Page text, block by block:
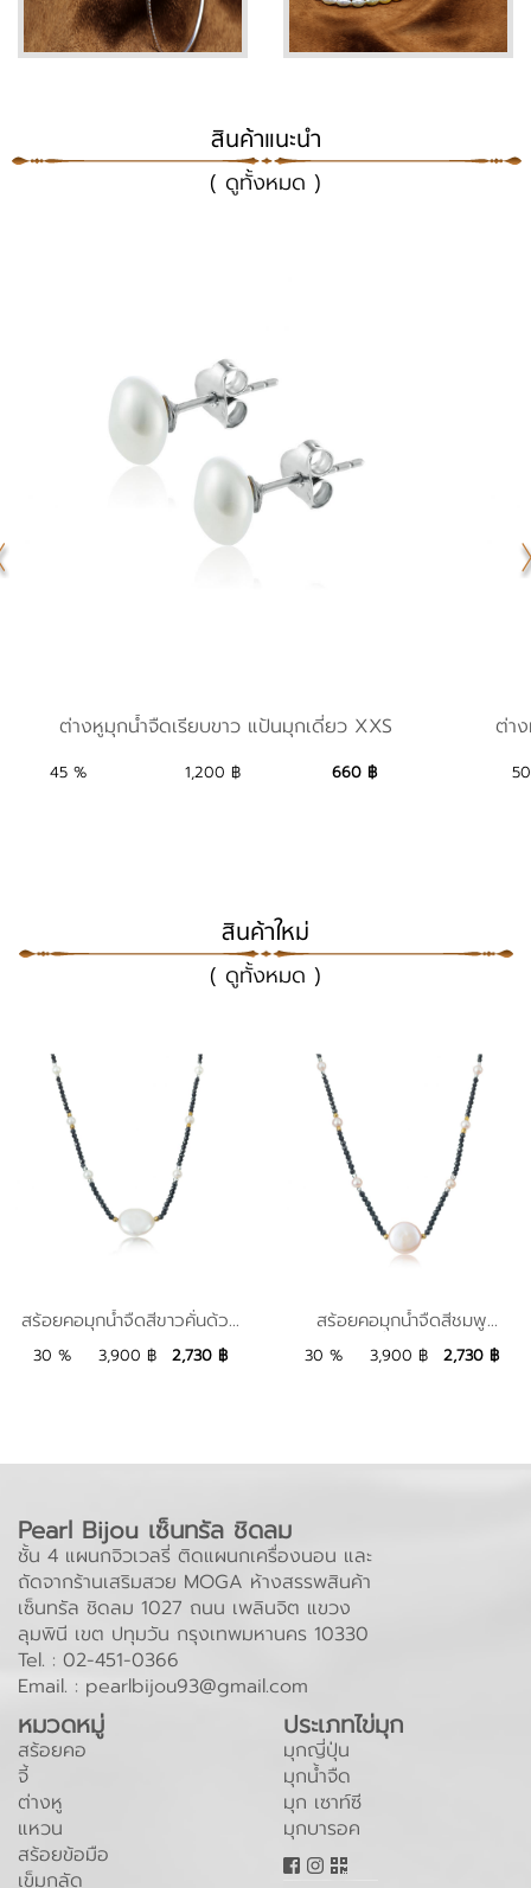
สินค้าแนะนำ
( ดูทั้งหมด )
ต่างหูมุกน้ำจืดเรียบขาว แป้นมุกเดี่ยว XXS
Add to Bag
ต่างหูมุกน้ำจืดเรียบขาว แป้นมุกเดี่ยว XXS
45 % 1,200 ฿ 660 ฿
ต่า
สินค้าใหม่
( ดูทั้งหมด )
สร้อยคอมุกน้ำจืดสีขาวคั่น
ด้วยสปิเนลสีดำ รุ่น NP1
2,730 Add to Bag
สร้อยคอมุกน้ำจืดสีขาวคั่นด้วย
สปิเนลสีดำ รุ่น NP1
30 % 3,900 ฿ 2,730 ฿
สร้อยคอมุกน้ำจืดสีชมพู
ลาเวนเดอร์คั่นด้วยสปิเนลสี
ดำ รุ่น NP2
2,730 Add to Bag
สร้อยคอมุกน้ำจืดสีชมพู
ลาเวนเดอร์คั่นด้วยสปิเนลสีดำ
รุ่น NP2
30 % 3,900 ฿ 2,730 ฿
Pearl Bijou เซ็นทรัล ชิดลม
ชั้น 4 แผนกจิวเวลรี่ ติดแผนกเครื่องนอน และ
ถัดจากร้านเสริมสวย MOGA ห้างสรรพสินค้า
เซ็นทรัล ชิดลม 1027 ถนน เพลินจิต แขวง
ลุมพินี เขต ปทุมวัน กรุงเทพมหานคร 10330
Tel. : 02-451-0366
Email. : pearlbijou93@gmail.com
หมวดหมู่
สร้อยคอ
จี้
ต่างหู
แหวน
สร้อยข้อมือ
เข็มกลัด
ประเภทไข่มุก
มุกญี่ปุ่น
มุกน้ำจืด
มุก เซาท์ซี
มุกบารอค